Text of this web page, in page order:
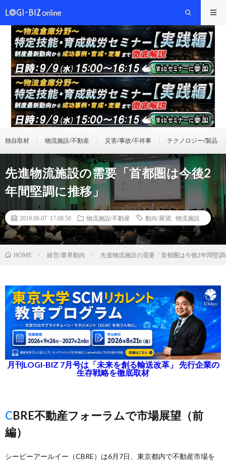
独自取材 物流施設/不動産 災害/事故/不祥事 テクノロジー/製品
先進物流施設の需要「首都圏は今後2
年間堅調に推移」
2019.06.07 17:08:50 物流施設/不動産 動向/展望 物流施設
HOME 経営/業界動向 先進物流施設の需要「首都圏は今後2年間堅
月刊LOGI-BIZ 7月号は「未来を創る輸送改革」 先行企業の
生存戦略を徹底取材
CBRE不動産フォーラムで市場展望（前
編）
シービーアールイー（CBRE）は6月7日、東京都内で不動産市場を